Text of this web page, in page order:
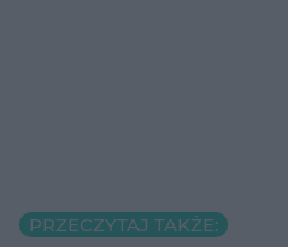
PRZECZYTAJ TAKŻE: